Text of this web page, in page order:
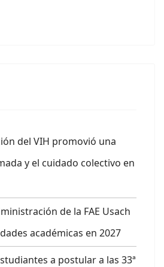
del VIH promovió una
y el cuidado colectivo en
de la FAE Usach
académicas en 2027
a postular a las 33ª